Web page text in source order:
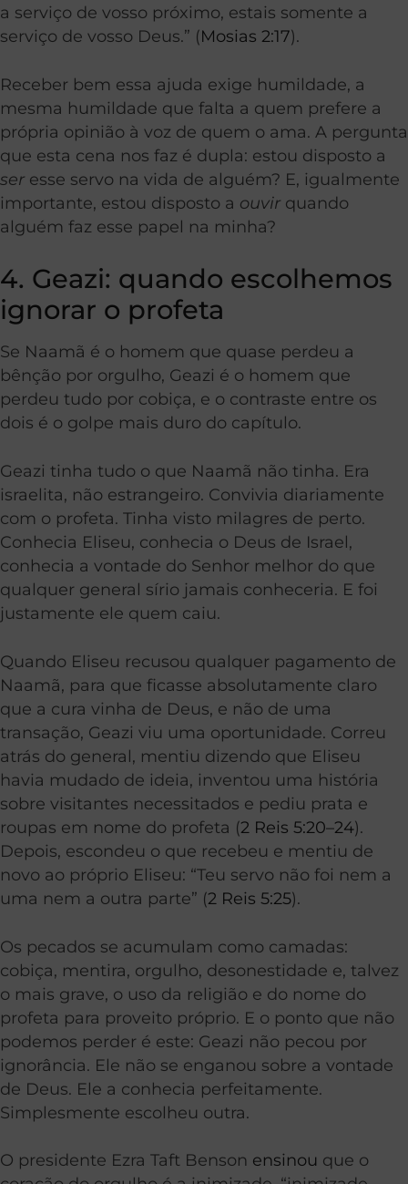
a serviço de vosso próximo, estais somente a
serviço de vosso Deus.” (Mosias 2:17).
Receber bem essa ajuda exige humildade, a
mesma humildade que falta a quem prefere a
própria opinião à voz de quem o ama. A pergunta
que esta cena nos faz é dupla: estou disposto a
ser esse servo na vida de alguém? E, igualmente
importante, estou disposto a ouvir quando
alguém faz esse papel na minha?
4. Geazi: quando escolhemos
ignorar o profeta
Se Naamã é o homem que quase perdeu a
bênção por orgulho, Geazi é o homem que
perdeu tudo por cobiça, e o contraste entre os
dois é o golpe mais duro do capítulo.
Geazi tinha tudo o que Naamã não tinha. Era
israelita, não estrangeiro. Convivia diariamente
com o profeta. Tinha visto milagres de perto.
Conhecia Eliseu, conhecia o Deus de Israel,
conhecia a vontade do Senhor melhor do que
qualquer general sírio jamais conheceria. E foi
justamente ele quem caiu.
Quando Eliseu recusou qualquer pagamento de
Naamã, para que ficasse absolutamente claro
que a cura vinha de Deus, e não de uma
transação, Geazi viu uma oportunidade. Correu
atrás do general, mentiu dizendo que Eliseu
havia mudado de ideia, inventou uma história
sobre visitantes necessitados e pediu prata e
roupas em nome do profeta (2 Reis 5:20–24).
Depois, escondeu o que recebeu e mentiu de
novo ao próprio Eliseu: “Teu servo não foi nem a
uma nem a outra parte” (2 Reis 5:25).
Os pecados se acumulam como camadas:
cobiça, mentira, orgulho, desonestidade e, talvez
o mais grave, o uso da religião e do nome do
profeta para proveito próprio. E o ponto que não
podemos perder é este: Geazi não pecou por
ignorância. Ele não se enganou sobre a vontade
de Deus. Ele a conhecia perfeitamente.
Simplesmente escolheu outra.
O presidente Ezra Taft Benson ensinou que o